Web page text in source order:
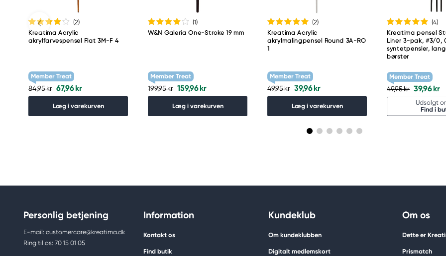
(2)
Kreatima Acrylic
akrylfarvespensel Flat 3M-F 4
Member Treat
84,95 kr 67,96 kr
Læg i varekurven
(1)
W&N Galeria One-Stroke 19 mm
Member Treat
199,95 kr 159,96 kr
Læg i varekurven
(2)
Kreatima Acrylic
akrylmalingpensel Round 3A-RO
1
Member Treat
49,95 kr 39,96 kr
Læg i varekurven
(4)
Kreatima pensel
Liner 3-pak, #3/0,
syntetpensler,
børster
Member Treat
49,95 kr 39,96 kr
Udsolgt
Find i
Personlig betjening
E-mail: customercare@kreatima.dk
Ring til os: 70 15 01 05
Information
Kontakt os
Find butik
Kundeklub
Om kundeklubben
Digitalt medlemskort
Om os
Dette er
Prismatch